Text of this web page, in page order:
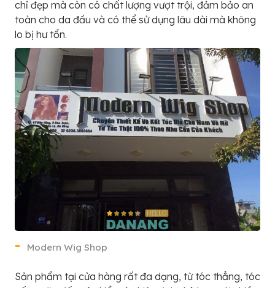
chỉ đẹp mà còn có chất lượng vượt trội, đảm bảo an
toàn cho da đầu và có thể sử dụng lâu dài mà không
lo bị hư tổn.
Modern Wig Shop
Sản phẩm tại cửa hàng rất đa dạng, từ tóc thẳng, tóc